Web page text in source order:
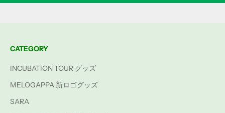
CATEGORY
INCUBATION TOUR グッズ
MELOGAPPA 新ロゴグッズ
SARA